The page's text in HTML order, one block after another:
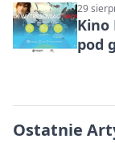
29
Kino
pod
Ostatnie